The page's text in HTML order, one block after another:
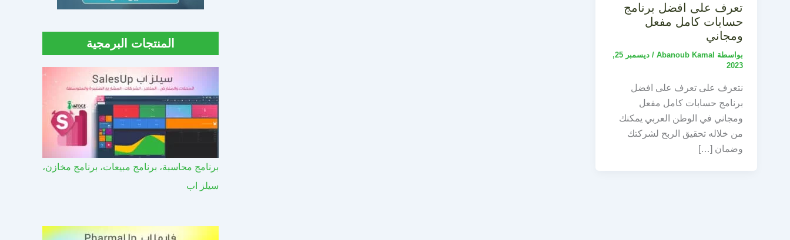
تعرف على افضل برنامج
حسابات كامل مفعل
ومجاني
بواسطة Abanoub Kamal
/
ديسمبر 25,
2023
نتعرف على تعرف على افضل
برنامج حسابات كامل مفعل
ومجاني في الوطن العربي يمكنك
من خلاله تحقيق الربح لشركتك
وضمان […]
المنتجات البرمجية
برنامج محاسبة، برنامج مبيعات، برنامج مخازن،
سيلز اب